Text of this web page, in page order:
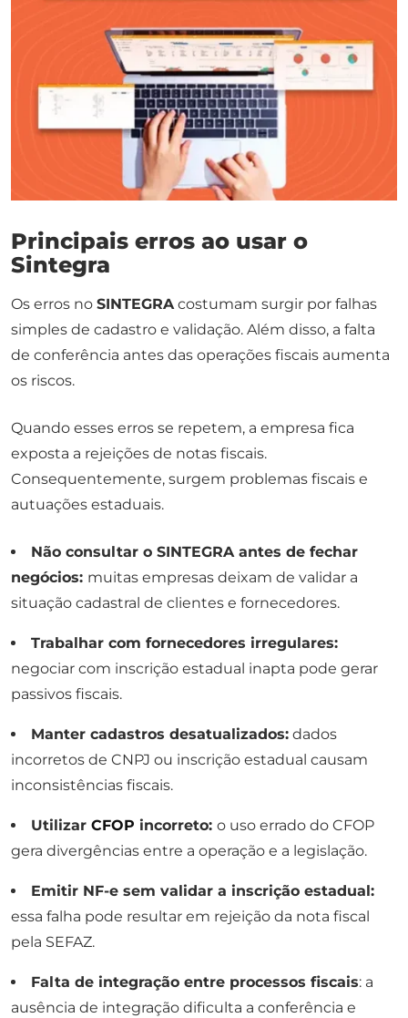
Principais erros ao usar o
Sintegra
Os erros no SINTEGRAcostumam surgir por falhas
simples de cadastro e validação. Além disso, a falta
de conferência antes das operações fiscais aumenta
os riscos.
Quando esses erros se repetem, a empresa fica
exposta a rejeições de notas fiscais.
Consequentemente, surgem problemas fiscais e
autuações estaduais.
Não consultar o SINTEGRA antes de fechar
negócios: muitas empresas deixam de validar a
situação cadastral de clientes e fornecedores.
Trabalhar com fornecedores irregulares:
negociar com inscrição estadual inapta pode gerar
passivos fiscais.
Manter cadastros desatualizados: dados
incorretos de CNPJ ou inscrição estadual causam
inconsistências fiscais.
Utilizar CFOP incorreto: o uso errado do CFOP
gera divergências entre a operação e a legislação.
Emitir NF-e sem validar a inscrição estadual:
essa falha pode resultar em rejeição da nota fiscal
pela SEFAZ.
Falta de integração entre processos fiscais: a
ausência de integração dificulta a conferência e